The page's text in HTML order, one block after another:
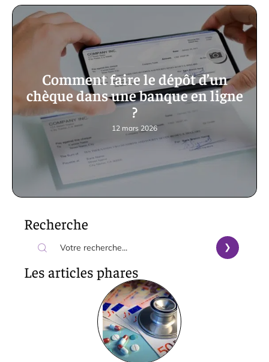
Comment faire le dépôt d’un
chèque dans une banque en ligne
?
12 mars 2026
Recherche
Les articles phares